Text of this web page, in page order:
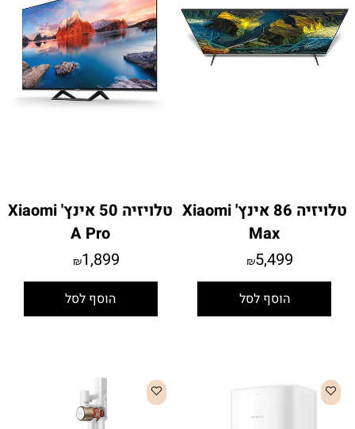
טלויזיה 86 אינץ' Xiaomi
Max
₪5,499
הוסף לסל
טלויזיה 50 אינץ' Xiaomi
A Pro
₪1,899
הוסף לסל